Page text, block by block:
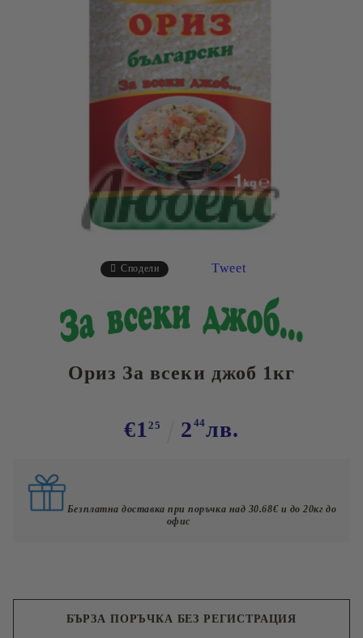
Сподели Tweet
Ориз За всеки джоб 1кг
€125 2 44лв.
Безплатна доставка при поръчка над 30.68€ и до 20кг до
офис
БЪРЗА ПОРЪЧКА БЕЗ РЕГИСТРАЦИЯ